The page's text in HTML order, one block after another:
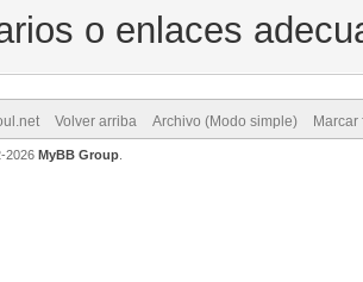
o enlaces
Volver arriba Archivo (Modo simple)
2026 MyBB Group